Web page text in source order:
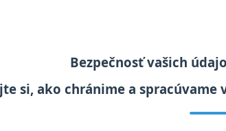
Bezpečnosť vašich
si, ako chránime a spracúvame